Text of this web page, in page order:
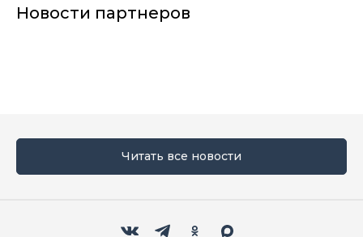
Новости партнеров
Читать все новости